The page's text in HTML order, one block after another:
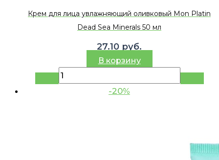
Крем для лица увлажняющий оливковый Mon Platin
Dead Sea Minerals 50 мл
27.10 руб.
В корзину
-20%